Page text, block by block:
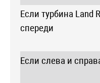
Если турбина Land
спереди
Если слева и